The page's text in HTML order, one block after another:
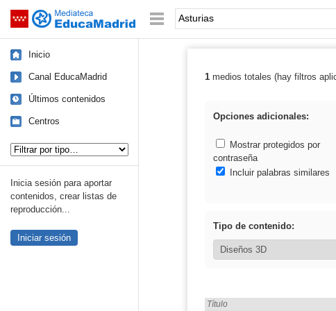
Saltar navegación Palabra o frase:
Inicio
Canal EducaMadrid
Últimos contenidos
Centros
Inicia sesión para aportar
contenidos, crear listas de
reproducción...
Iniciar sesión
Resultados de:
1medios totales (hay filtros
Opciones adicionales:
Mostrar protegidos por
contraseña
Incluir palabras similares
Tipo de contenido:
Encontrado «Asturias» en:
Título